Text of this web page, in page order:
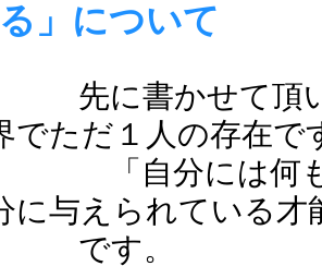
」について
先に書かせて頂
でただ１人の存在で
には何も才能
に与えられている才
。